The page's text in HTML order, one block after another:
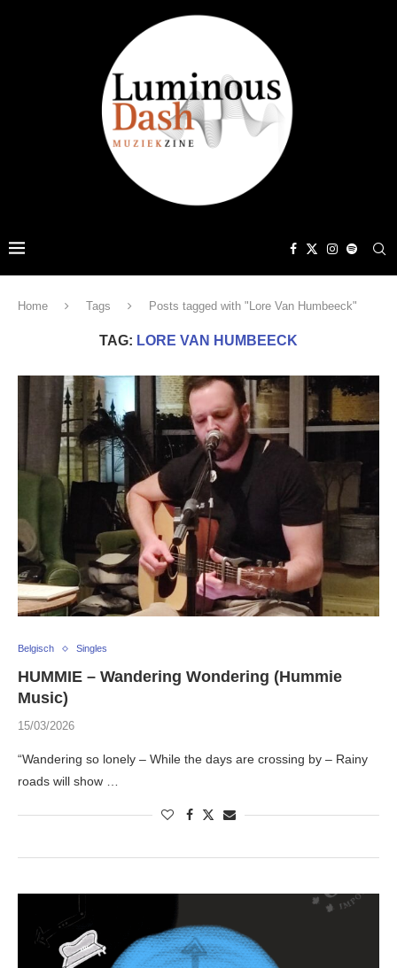
Home Tags Posts tagged with "Lore Van Humbeeck"
TAG: LORE VAN HUMBEECK
Belgisch Singles
HUMMIE – Wandering Wondering (Hummie
Music)
15/03/2026
“Wandering so lonely – While the days are crossing by – Rainy
roads will show …